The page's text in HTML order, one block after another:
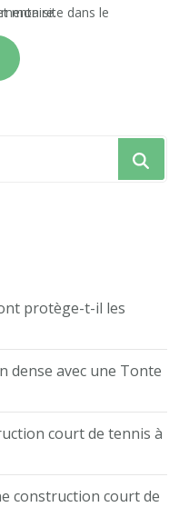
commentaire.
protège-t-il les
dense avec une Tonte
court de tennis à
construction court de